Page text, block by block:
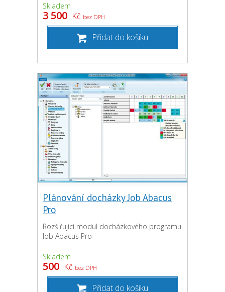
Skladem
3 500 Kč bez DPH
Přidat do košíku
Plánování docházky Job Abacus
Pro
Rozšiřující modul docházkového programu
Job Abacus Pro
Skladem
500 Kč bez DPH
Přidat do košíku